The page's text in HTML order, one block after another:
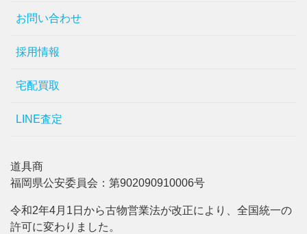
お問い合わせ
採用情報
宅配買取
LINE査定
道具商
福岡県公安委員会：第902090910006号
令和2年4月1日から古物営業法が改正により、全国統一の
許可に変わりました。